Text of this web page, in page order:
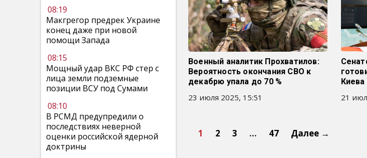
08:19
Макгрегор предрек Украине
конец даже при новой
помощи Запада
08:15
Мощный удар ВКС РФ стер с
лица земли подземные
позиции ВСУ под Сумами
08:10
В РСМД предупредили о
последствиях неверной
оценки российской ядерной
доктрины
Военный аналитик Прохватилов:
Вероятность окончания СВО к
декабрю упала до 70 %
23 июля 2025, 15:51 21
1 2 3 … 47 Далее →